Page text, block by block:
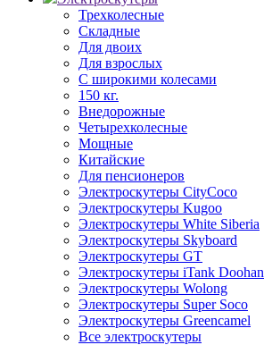
Трехколесные
Складные
Для двоих
Для взрослых
С широкими колесами
150 кг.
Внедорожные
Четырехколесные
Мощные
Китайские
Для пенсионеров
Электроскутеры CityCoco
Электроскутеры Kugoo
Электроскутеры White Siberia
Электроскутеры Skyboard
Электроскутеры GT
Электроскутеры iTank Doohan
Электроскутеры Wolong
Электроскутеры Super Soco
Электроскутеры Greencamel
Все электроскутеры